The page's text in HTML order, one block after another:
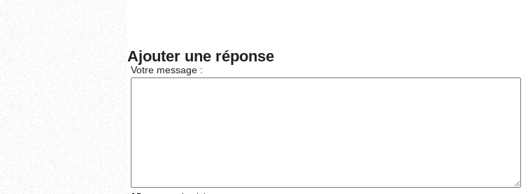
Ajouter une réponse
Votre message :